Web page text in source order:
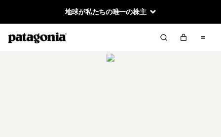
地球が私たちの唯一の株主